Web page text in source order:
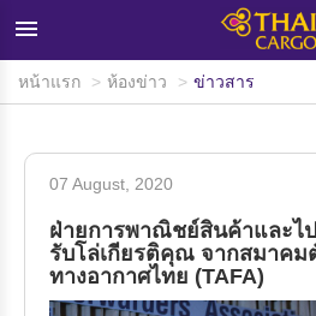
×
หน้าแรก
เครือข่ายและอุปกรณ์บรรทุกสินค้า
ห้องข่าว
ข้อมูลสนับสนุน
หน้าแรก ห้องข่าว ข่าวสาร
07 August, 2020
ฝ่ายการพาณิชย์สินค้าและ
รับโล่เกียรติคุณ จากสมาค
ทางอากาศไทย (TAFA)